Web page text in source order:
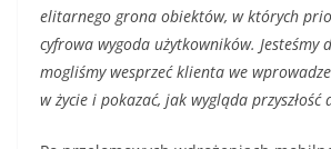
elitarnego grona obiektów, w których
cyfrowa wygoda użytkowników. Jesteśmy
mogliśmy wesprzeć klienta we
w życie i pokazać, jak wygląda